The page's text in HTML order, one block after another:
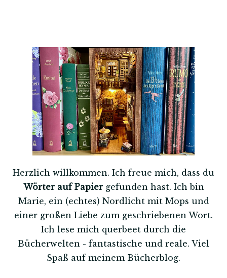
Herzlich willkommen. Ich freue mich, dass du
Wörter auf Papiergefunden hast. Ich bin
Marie, ein (echtes) Nordlicht mit Mops und
einer großen Liebe zum geschriebenen Wort.
Ich lese mich querbeet durch die
Bücherwelten - fantastische und reale. Viel
Spaß auf meinem Bücherblog.